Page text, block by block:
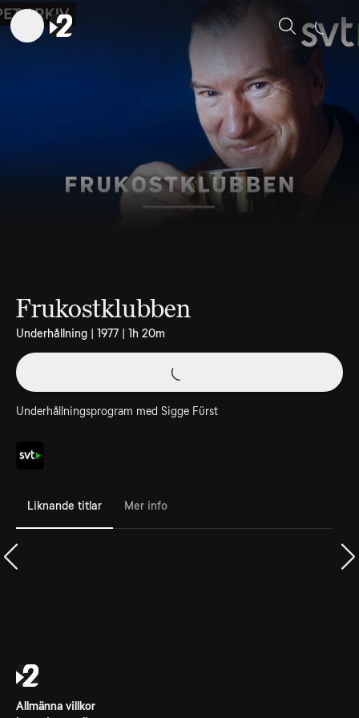
Sök
Frukostklubben
Underhållning | 1977 | 1h 20m
Underhållningsprogram med Sigge Fürst
Liknande titlar Mer info
Allmänna villkor